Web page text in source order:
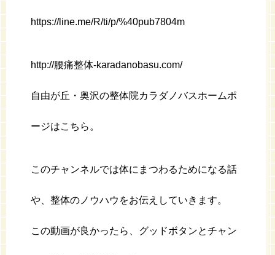
https://line.me/R/ti/p/%40pub7804m
http://腰痛整体-karadanobasu.com/
自由が丘・奥沢の整体院カラダノバスホームポ
ージはこちら。
このチャンネルでは体にまつわるためになる話
や、整体のノウハウをお伝えしていきます。
この動画が良かったら、グッドボタンとチャン